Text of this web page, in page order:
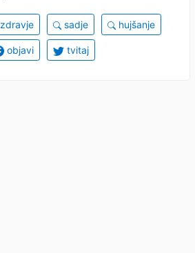
zdravje sadje hujšanje
objavi tvitaj